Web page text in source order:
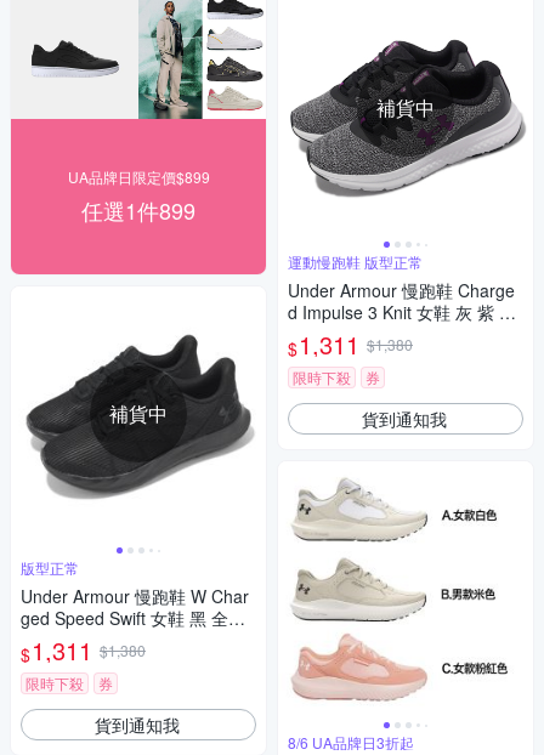
UA品牌日限定價$899
任選1件899
補貨中
版型正常
Under Armour 慢跑鞋 W Char
ged Speed Swift 女鞋 黑 全黑
運動鞋 UA 3027006002
$1,311 $1,380
限時下殺
券
貨到通知我
補貨中
運動慢跑鞋 版型正常
Under Armour 慢跑鞋 Charge
d Impulse 3 Knit 女鞋 灰 紫 針
織鞋面 緩震 運動鞋 UA 30266
86103
$1,311 $1,380
限時下殺
券
貨到通知我
8/6 UA品牌日3折起